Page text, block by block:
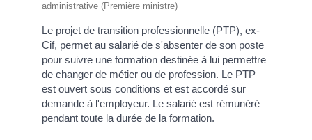
administrative (Première ministre)
Le projet de transition professionnelle (PTP), ex-
Cif, permet au salarié de s'absenter de son poste
pour suivre une formation destinée à lui permettre
de changer de métier ou de profession. Le PTP
est ouvert sous conditions et est accordé sur
demande à l'employeur. Le salarié est rémunéré
pendant toute la durée de la formation.